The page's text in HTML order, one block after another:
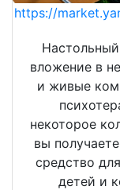
https://
вложение в
и живые
некоторое
вы
средство
детей и